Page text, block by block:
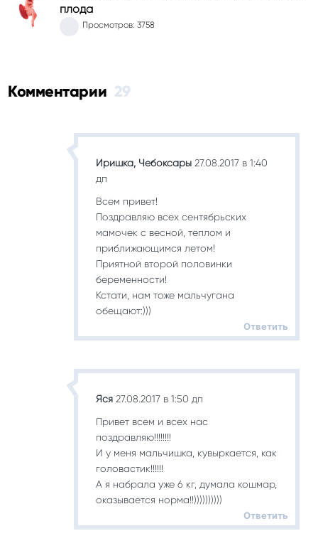
плода
Просмотров: 3758
Комментарии 29
Иришка, Чебоксары 27.08.2017 в 1:40
дп
Всем привет!
Поздравляю всех сентябрьских
мамочек с весной, теплом и
приближающимся летом!
Приятной второй половинки
беременности!
Кстати, нам тоже мальчугана
обещают:)))
Ответить
Яся 27.08.2017 в 1:50 дп
Привет всем и всех нас
поздравляю!!!!!!!!
И у меня мальчишка, кувыркается, как
головастик!!!!!!
А я набрала уже 6 кг, думала кошмар,
оказывается норма!!))))))))))
Ответить